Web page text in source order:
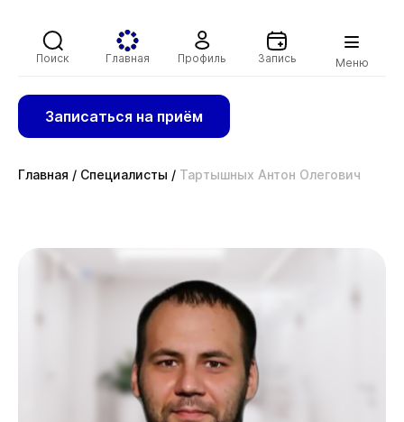
Поиск Главная Профиль Запись Меню
Записаться на приём
Главная / Специалисты / Тартышных Антон Олегович